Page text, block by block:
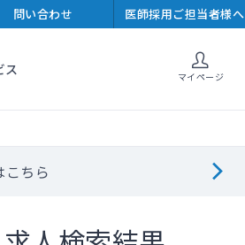
問い合わせ 医師採用ご担当者様へ
ス マイページ
ちら